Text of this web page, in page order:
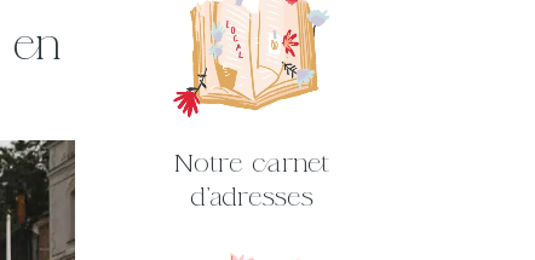
Notre carnet
d'adresses